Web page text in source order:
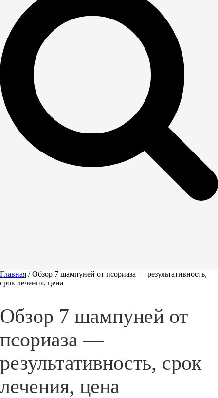
Главная /Обзор 7 шампуней от псориаза — результативность,
срок лечения, цена
Обзор 7 шампуней от
псориаза —
результативность, срок
лечения, цена